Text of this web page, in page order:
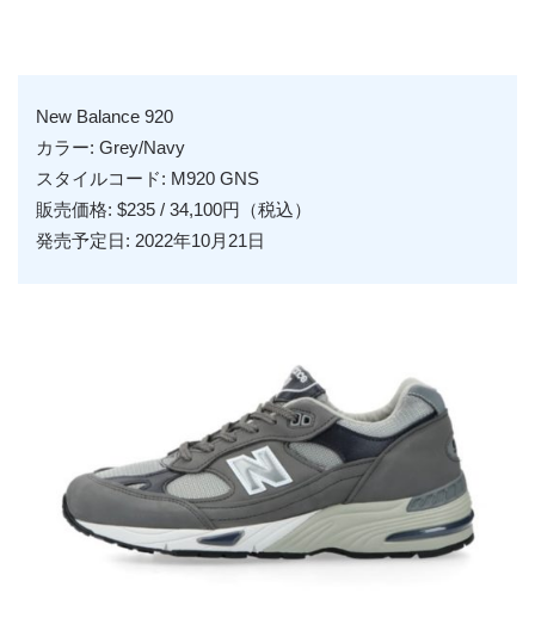
New Balance 920
カラー: Grey/Navy
スタイルコード: M920 GNS
販売価格: $235 / 34,100円（税込）
発売予定日: 2022年10月21日